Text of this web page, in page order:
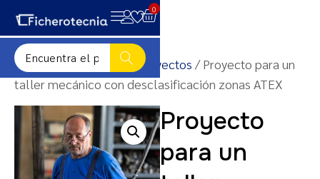
0
Inicio/Plantillas para proyectos / Proyecto para un
taller mecánico con desclasificación zonas ATEX
Proyecto
para un